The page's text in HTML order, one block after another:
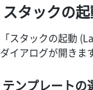
スタックの
「スタックの起動
ダイアログが開きま
テンプレート